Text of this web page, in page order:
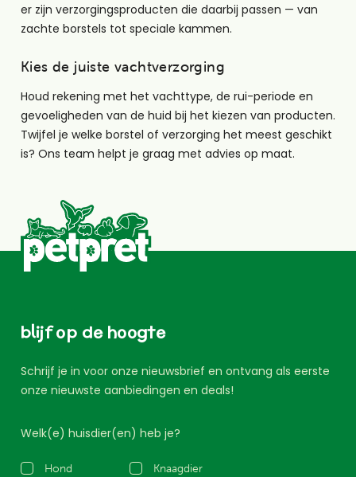
er zijn verzorgingsproducten die daarbij passen — van
zachte borstels tot speciale kammen.
Kies de juiste vachtverzorging
Houd rekening met het vachttype, de rui-periode en
gevoeligheden van de huid bij het kiezen van producten.
Twijfel je welke borstel of verzorging het meest geschikt
is? Ons team helpt je graag met advies op maat.
blijf op de hoogte
Schrijf je in voor onze nieuwsbrief en ontvang als eerste
onze nieuwste aanbiedingen en deals!
Welk(e) huisdier(en) heb je?
Hond Knaagdier